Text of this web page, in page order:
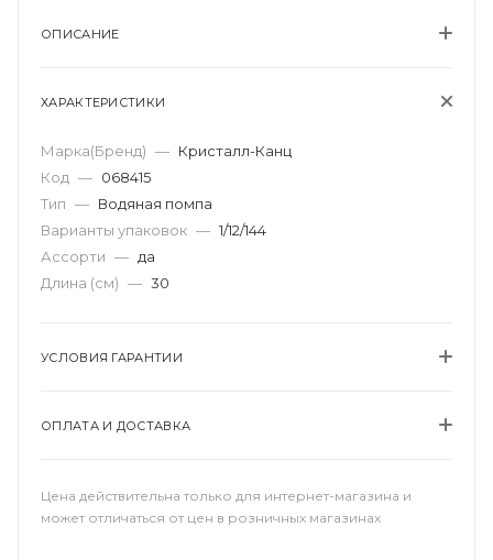
ОПИСАНИЕ
ХАРАКТЕРИСТИКИ
Марка(Бренд) — Кристалл-Канц
Код — 068415
Тип — Водяная помпа
Варианты упаковок — 1/12/144
Ассорти — да
Длина (см) — 30
УСЛОВИЯ ГАРАНТИИ
ОПЛАТА И ДОСТАВКА
Цена действительна только для интернет-магазина и
может отличаться от цен в розничных магазинах